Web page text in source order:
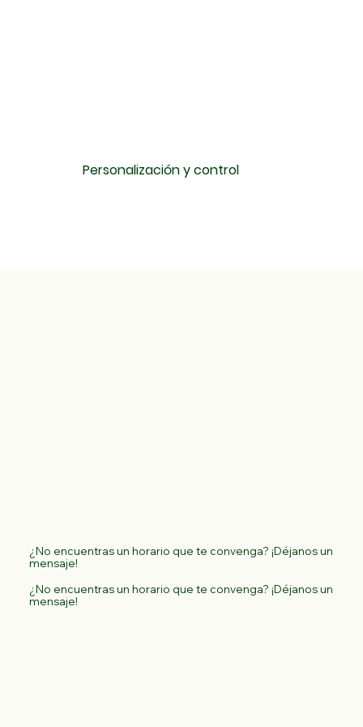
¿No encuentras un horario que te convenga? ¡Déjanos un
mensaje!
¿No encuentras un horario que te convenga? ¡Déjanos un
mensaje!
Personalización y control